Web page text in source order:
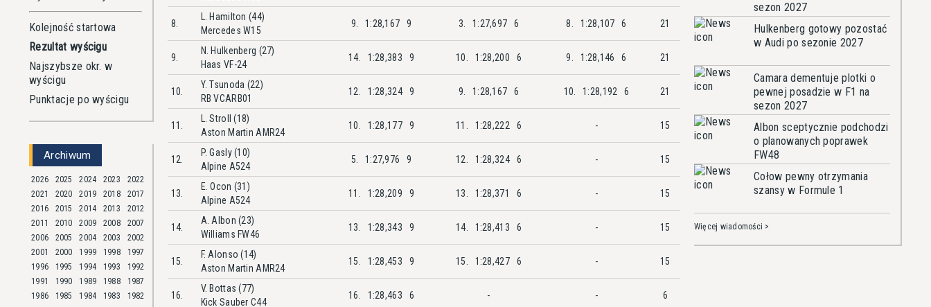
Kolejność startowa
Rezultat wyścigu
Najszybsze okr. w
wyścigu
Punktacje po wyścigu
Archiwum
2026 2025 2024 2023
2022
2021
2020 2019 2018
2017
2016
2015 2014 2013
2012
2011
2010 2009 2008
2007
2006
2005 2004 2003
2002
2001
2000 1999 1998
1997
1996
1995 1994 1993
1992
1991
1990 1989 1988
1987
1986
1985 1984 1983
1982
8.
L. Hamilton (44)
Mercedes W15
9. 1:28,167 9 3. 1:27,697 6 8. 1:28,107 6 21
9.
N. Hulkenberg (27)
Haas VF-24
14. 1:28,383 9 10. 1:28,200 6 9. 1:28,146 6 21
10.
Y. Tsunoda (22)
RB VCARB01
12. 1:28,324 9 9. 1:28,167 6 10. 1:28,192 6 21
11.
L. Stroll (18)
Aston Martin AMR24
10. 1:28,177 9 11. 1:28,222 6 - 15
12.
P. Gasly (10)
Alpine A524
5. 1:27,976 9 12. 1:28,324 6 - 15
13.
E. Ocon (31)
Alpine A524
11. 1:28,209 9 13. 1:28,371 6 - 15
14.
A. Albon (23)
Williams FW46
13. 1:28,343 9 14. 1:28,413 6 - 15
15.
F. Alonso (14)
Aston Martin AMR24
15. 1:28,453 9 15. 1:28,427 6 - 15
16.
V. Bottas (77)
Kick Sauber C44
16. 1:28,463 6 - - 6
sezon 2027
Hulkenberg gotowy pozostać
w Audi po sezonie 2027
Camara dementuje plotki o
pewnej posadzie w F1 na
sezon 2027
Albon sceptycznie podchodzi
o planowanych poprawek
FW48
Cołow pewny otrzymania
szansy w Formule 1
Więcej wiadomości >